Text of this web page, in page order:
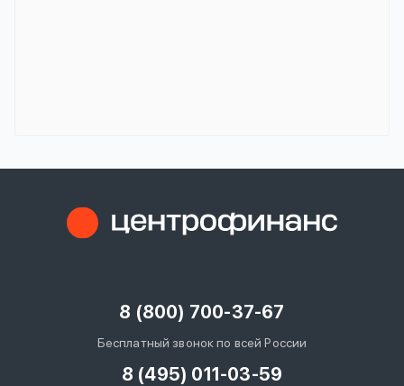
8 (800) 700-37-67
Бесплатный звонок по всей России
8 (495) 011-03-59